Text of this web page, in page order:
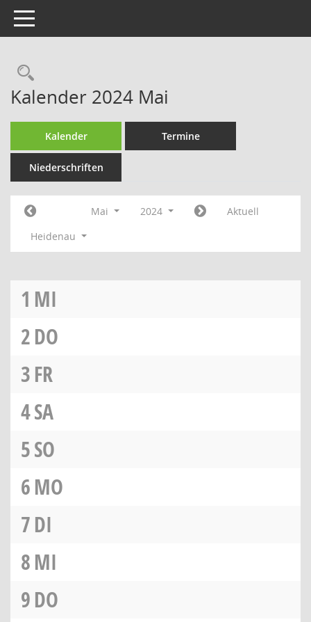
Toggle navigation
Rechercheauswahl
Kalender 2024 Mai
Kalender Termine
Niederschriften
Mai 2024
Aktuell
Heidenau
1 MI
2DO
3FR
4SA
5SO
6MO
7DI
8MI
9DO